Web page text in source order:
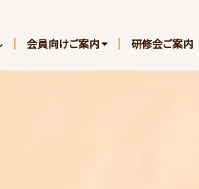
会員向けご案内 研修会ご案内